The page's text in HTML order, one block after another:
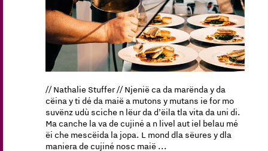
// Nathalie Stuffer // Njenië ca da marënda y da
cëina y ti dé da maië a mutons y mutans ie for mo
suvënz udù sciche n lëur da d’ëila tla vita da uni di.
Ma canche la va de cujiné a n livel aut iel belau mé
ëi che mescëida la jopa. L mond dla sëures y dla
maniera de cujiné nosc maië ...